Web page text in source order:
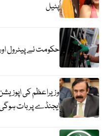
پٹیل
حکومت نے پیٹرول
وزیراعظم کی
ایجنڈے پر بات